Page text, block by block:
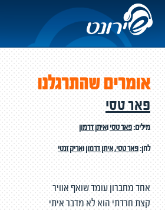
אומרים שהתרגלנו
פאר טסי
מילים:פאר טסיואיתן דרמון
לחן:פאר טסי,איתן דרמוןואריק זנטי
אחד מחברון עומד שואף אוויר
קצת חרדתי הוא לא מדבר איתי